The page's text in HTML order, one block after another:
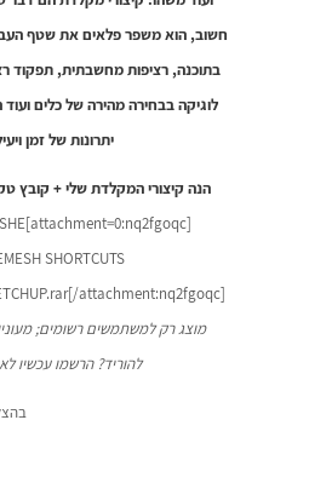
חשוב, הוא משפר פלאים את שטף
בתוכנה, רציפות מחשבתית, תפקוד
לוגיקה בבחירה מהירה של כלים ועוד
יתרונות של זמן
הנה קיצורי המקלדת שלי + קובץ
SHORTCUTS
attachment:nq2fgoqc]
מוצג רק למשתמשים רשומים;
להוריד? הרשמו עכשיו